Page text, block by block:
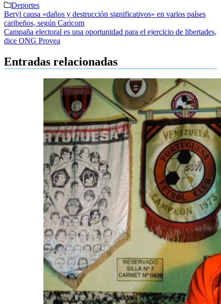
Deportes
Navegación
de
entradas
Beryl causa «daños y destrucción significativos» en varios países
caribeños, según Caricom
Campaña electoral es una oportunidad para el ejercicio de libertades,
dice ONG Provea
Entradas relacionadas